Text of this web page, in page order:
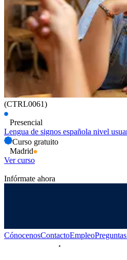
(CTRL0061)
Presencial
Lengua de signos española nivel
Curso gratuito
Madrid
Ver curso
Infórmate ahora
CónocenosContactoEmpleo